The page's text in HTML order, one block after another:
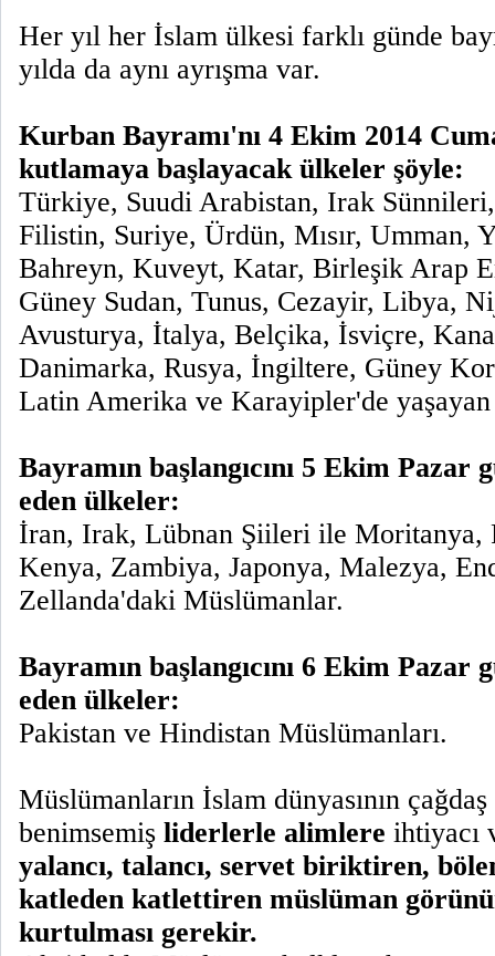
Her yıl her İslam ülkesi farklı günde
yılda da aynı ayrışma var.
Kurban Bayramı'nı 4 Ekim 2014
kutlamaya başlayacak ülkeler şöyle:
Türkiye, Suudi Arabistan, Irak
Filistin, Suriye, Ürdün, Mısır, Umman,
Bahreyn, Kuveyt, Katar, Birleşik Arap
Güney Sudan, Tunus, Cezayir, Libya,
Avusturya, İtalya, Belçika, İsviçre,
Danimarka, Rusya, İngiltere, Güney
Latin Amerika ve Karayipler'de
Bayramın başlangıcını 5 Ekim Pazar
eden ülkeler:
İran, Irak, Lübnan Şiileri ile Moritanya,
Kenya, Zambiya, Japonya, Malezya,
Zellanda'daki Müslümanlar.
Bayramın başlangıcını 6 Ekim Pazar
eden ülkeler:
Pakistan ve Hindistan Müslümanları.
Müslümanların İslam dünyasının
benimsemiş liderlerle alimlere ihtiyacı
yalancı, talancı, servet biriktiren,
katleden katlettiren müslüman
kurtulması gerekir.